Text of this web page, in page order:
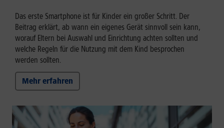
Das erste Smartphone ist für Kinder ein großer Schritt. Der
Beitrag erklärt, ab wann ein eigenes Gerät sinnvoll sein kann,
worauf Eltern bei Auswahl und Einrichtung achten sollten und
welche Regeln für die Nutzung mit dem Kind besprochen
werden sollten.
Mehr erfahren